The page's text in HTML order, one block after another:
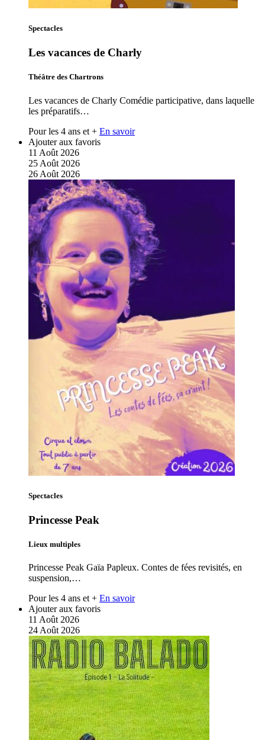
Spectacles
Les vacances de Charly
Théâtre des Chartrons
Les vacances de Charly Comédie participative, dans laquelle
les préparatifs…
Pour les 4 ans et + En savoir
Ajouter aux favoris
11 Août 2026
25 Août 2026
26 Août 2026
Spectacles
Princesse Peak
Lieux multiples
Princesse Peak Gaïa Papleux. Contes de fées revisités, en
suspension,…
Pour les 4 ans et + En savoir
Ajouter aux favoris
11 Août 2026
24 Août 2026